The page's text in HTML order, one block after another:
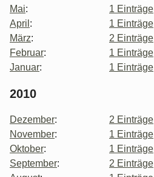
Mai:
1 Einträge
April :
1 Einträge
März:
2 Einträge
Februar:
1 Einträge
Januar: 1 Einträge
2010
Dezember:
2 Einträge
November:
1 Einträge
Oktober:
1 Einträge
September:
2 Einträge